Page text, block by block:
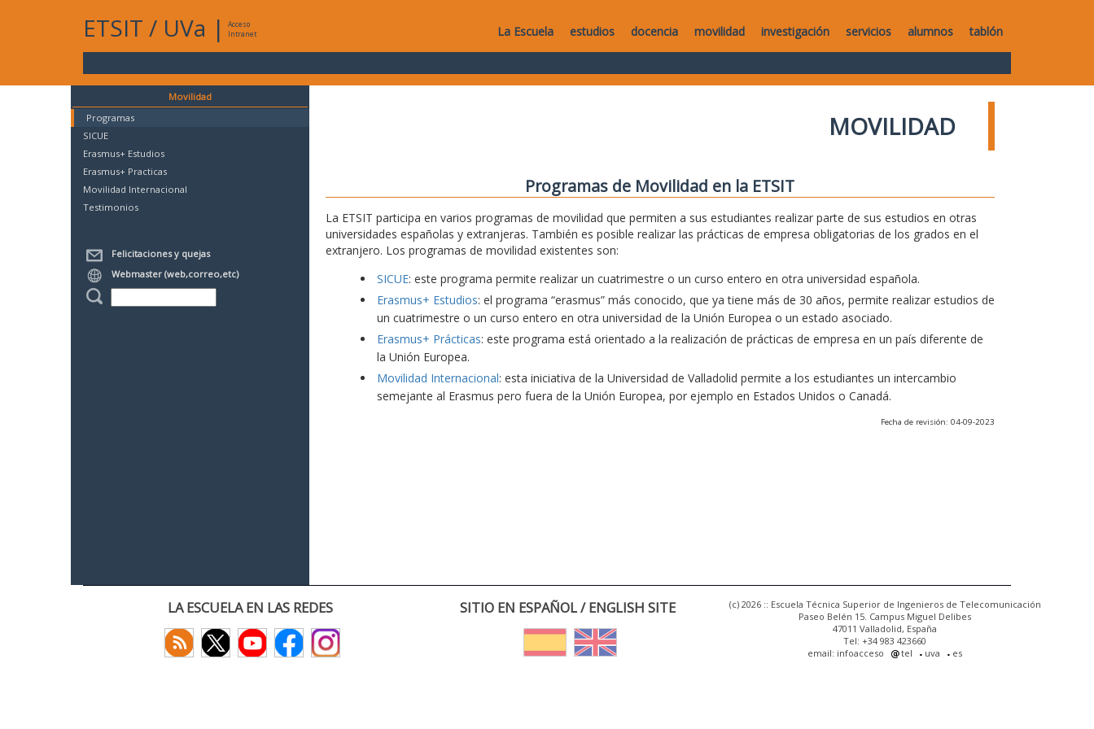
ETSIT / UVa |
Acceso
Intranet
La Escuela estudios docencia movilidad investigación servicios alumnos tablón
Movilidad
Programas
SICUE
Erasmus+ Estudios
Erasmus+ Practicas
Movilidad Internacional
Testimonios
Felicitaciones y quejas
Webmaster (web,correo,etc)
MOVILIDAD
Programas de Movilidad en la ETSIT
La ETSIT participa en varios programas de movilidad que permiten a sus estudiantes realizar parte de sus estudios en otras
universidades españolas y extranjeras. También es posible realizar las prácticas de empresa obligatorias de los grados en el
extranjero. Los programas de movilidad existentes son:
SICUE: este programa permite realizar un cuatrimestre o un curso entero en otra universidad española.
Erasmus+ Estudios: el programa “erasmus” más conocido, que ya tiene más de 30 años, permite realizar estudios de
un cuatrimestre o un curso entero en otra universidad de la Unión Europea o un estado asociado.
Erasmus+ Prácticas: este programa está orientado a la realización de prácticas de empresa en un país diferente de
la Unión Europea.
Movilidad Internacional: esta iniciativa de la Universidad de Valladolid permite a los estudiantes un intercambio
semejante al Erasmus pero fuera de la Unión Europea, por ejemplo en Estados Unidos o Canadá.
Fecha de revisión: 04-09-2023
LA ESCUELA EN LAS REDES SITIO EN ESPAÑOL / ENGLISH SITE
(c) 2026 :: Escuela Técnica Superior de Ingenieros de Telecomunicación
Paseo Belén 15. Campus Miguel Delibes
47011 Valladolid, España
Tel: +34 983 423660
email: infoacceso
tel uva es